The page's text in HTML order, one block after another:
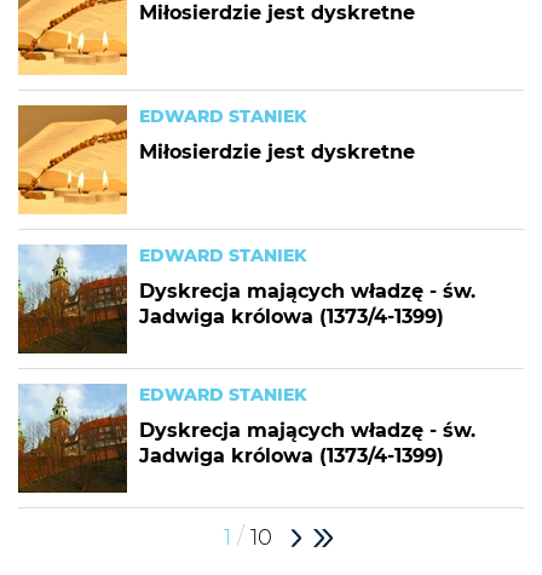
Miłosierdzie jest dyskretne
EDWARD STANIEK
Miłosierdzie jest dyskretne
EDWARD STANIEK
Dyskrecja mających władzę - św.
Jadwiga królowa (1373/4-1399)
EDWARD STANIEK
Dyskrecja mających władzę - św.
Jadwiga królowa (1373/4-1399)
1 / 10